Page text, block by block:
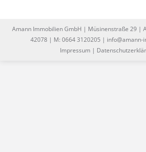
Amann Immobilien GmbH | Müsinenstraße 29 |
42078 | M: 0664 3120205 | info@amann-
Impressum |